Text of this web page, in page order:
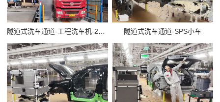
隧道式洗车通道-工程洗车机-20m 隧道式洗车通道-SPS小车